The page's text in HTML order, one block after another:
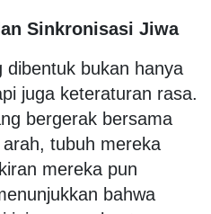
Sinkronisasi Jiwa
dibentuk bukan hanya
juga keteraturan rasa.
bergerak bersama
tubuh mereka
mereka pun
bahwa